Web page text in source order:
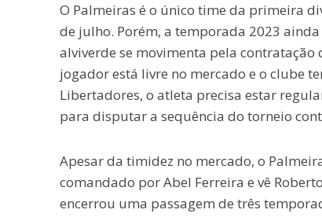
O Palmeiras é o único time da primeira
de julho. Porém, a temporada 2023
alviverde se movimenta pela contratação
jogador está livre no mercado e o clube
Libertadores, o atleta precisa estar
para disputar a sequência do torneio
Apesar da timidez no mercado, o
comandado por Abel Ferreira e vê
encerrou uma passagem de três